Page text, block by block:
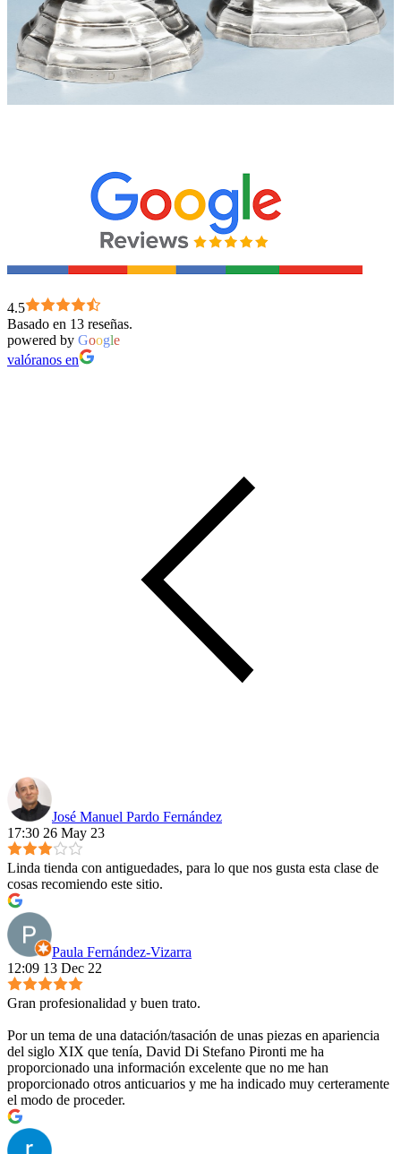
4.5
Basado en 13 reseñas.
powered by Google
valóranos en
José Manuel Pardo Fernández
17:30 26 May 23
Linda tienda con antiguedades, para lo que nos gusta esta clase de
cosas recomiendo este sitio.
Paula Fernández-Vizarra
12:09 13 Dec 22
Gran profesionalidad y buen trato.
Por un tema de una datación/tasación de unas piezas en apariencia
del siglo XIX que tenía, David Di Stefano Pironti me ha
proporcionado una información excelente que no me han
proporcionado otros anticuarios y me ha indicado muy certeramente
el modo de proceder.